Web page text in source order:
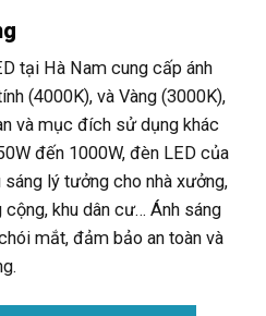
tại Hà Nam cung cấp ánh
(4000K), và Vàng (3000K),
và mục đích sử dụng khác
đến 1000W, đèn LED của
lý tưởng cho nhà xưởng,
khu dân cư… Ánh sáng
mắt, đảm bảo an toàn và